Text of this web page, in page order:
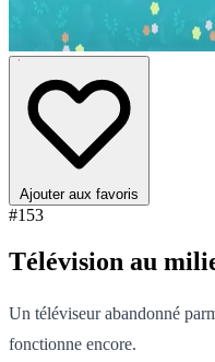
Ajouter aux favoris
#153
Télévision au
Un téléviseur abandonné
fonctionne encore.